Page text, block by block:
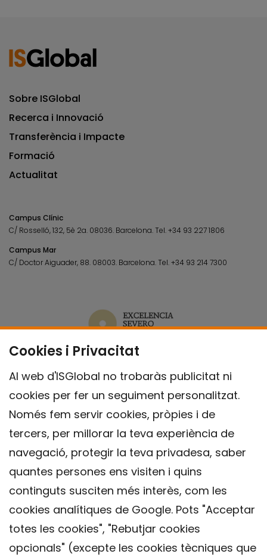
Cookies i Privacitat
Al web d'ISGlobal no trobaràs publicitat ni
cookies per fer un seguiment personalitzat.
Només fem servir cookies, pròpies i de
tercers, per millorar la teva experiència de
navegació, protegir la teva privadesa, saber
quantes persones ens visiten i quins
continguts susciten més interès, com les
cookies analítiques de Google. Pots "Acceptar
totes les cookies", "Rebutjar cookies
opcionals" (excepte les cookies tècniques que
Sobre ISGlobal
Recerca i Innovació
Transferència i Impacte
Formació
Actualitat
Campus Clínic
C/ Rosselló, 132, 5è 2a. 08036. Barcelona.Tel.+34 93 227 1806
Campus Mar
C/ Doctor Aiguader, 88. 08003. Barcelona.Tel.+34 93 214 7300
Contacte